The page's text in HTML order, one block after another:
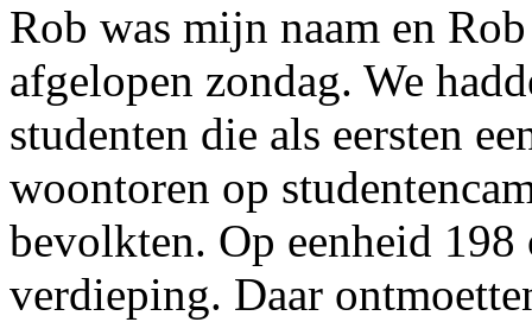
Rob was mijn naam en
afgelopen zondag. We
studenten die als eersten
woontoren op
bevolkten. Op eenheid
verdieping. Daar